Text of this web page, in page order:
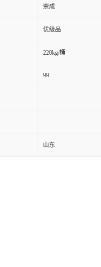
崇成
优级品
220kg/桶
99
山东